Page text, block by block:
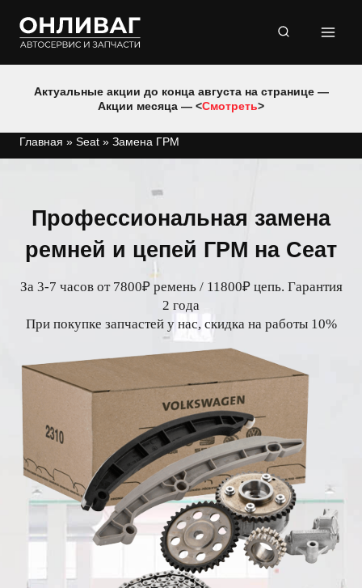
содержимому
Актуальные акции до конца августа на странице —
Акции месяца — <Смотреть>
Главная » Seat » Замена ГРМ
Профессиональная замена
ремней и цепей ГРМ на Сеат
За 3-7 часов от 7800₽ ремень / 11800₽ цепь. Гарантия
2 года
При покупке запчастей у нас, скидка на работы 10%